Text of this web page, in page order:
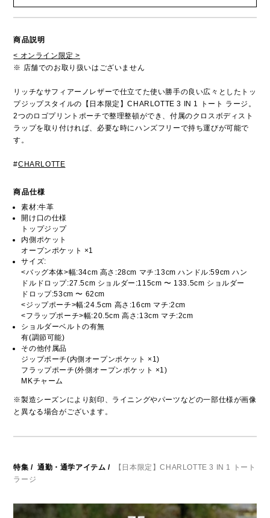
商品説明
< オンライン限定 >
※ 店舗でのお取り扱いはございません
リッチなサフィアーノレザーで仕立てた使い勝手の良い広々としたトッ
プジップスタイルの【日本限定】CHARLOTTE 3 IN 1 トート ラージ。
2つのロゴプリントポーチで整理整頓ができ、付属のクロスボディスト
ラップを取り付ければ、必要な時にハンズフリーで持ち運びが可能で
す。
#CHARLOTTE
商品仕様
素材:牛革
開け口の仕様
トップジップ
内側ポケット
オープンポケット ×1
サイズ:
<バッグ本体>幅:34cm 高さ:28cm マチ:13cm ハンドル:59cm ハン
ドルドロップ:27.5cm ショルダー:115cm 〜 133.5cm ショルダー
ドロップ:53cm 〜 62cm
<ジップポーチ>幅:24.5cm 高さ:16cm マチ:2cm
<フラップポーチ>幅:20.5cm 高さ:13cm マチ:2cm
ショルダーベルトの有無
有(調節可能)
その他付属品
ジップポーチ(内側オープンポケット ×1)
フラップポーチ(外側オープンポケット ×1)
MKチャーム
※製造シーズンにより刻印、ライニングやパーツなどの一部仕様が画像
と異なる場合がございます。
特集 / 通勤・通学アイテム /
【日本限定】CHARLOTTE 3 IN 1 トート
ラージ